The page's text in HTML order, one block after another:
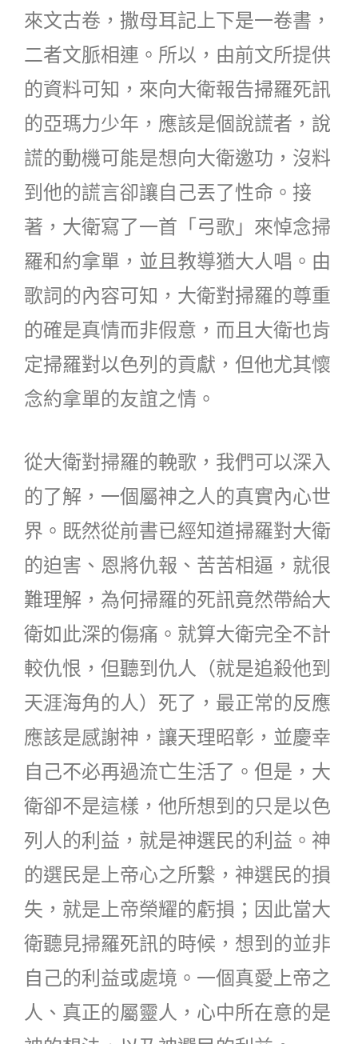
來文古卷，撒母耳記上下是一卷書，
二者文脈相連。所以，由前文所提供
的資料可知，來向大衛報告掃羅死訊
的亞瑪力少年，應該是個說謊者，說
謊的動機可能是想向大衛邀功，沒料
到他的謊言卻讓自己丟了性命。接
著，大衛寫了一首「弓歌」來悼念掃
羅和約拿單，並且教導猶大人唱。由
歌詞的內容可知，大衛對掃羅的尊重
的確是真情而非假意，而且大衛也肯
定掃羅對以色列的貢獻，但他尤其懷
念約拿單的友誼之情。
從大衛對掃羅的輓歌，我們可以深入
的了解，一個屬神之人的真實內心世
界。既然從前書已經知道掃羅對大衛
的迫害、恩將仇報、苦苦相逼，就很
難理解，為何掃羅的死訊竟然帶給大
衛如此深的傷痛。就算大衛完全不計
較仇恨，但聽到仇人（就是追殺他到
天涯海角的人）死了，最正常的反應
應該是感謝神，讓天理昭彰，並慶幸
自己不必再過流亡生活了。但是，大
衛卻不是這樣，他所想到的只是以色
列人的利益，就是神選民的利益。神
的選民是上帝心之所繫，神選民的損
失，就是上帝榮耀的虧損；因此當大
衛聽見掃羅死訊的時候，想到的並非
自己的利益或處境。一個真愛上帝之
人、真正的屬靈人，心中所在意的是